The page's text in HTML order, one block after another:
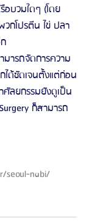
บวมใดๆ (โดย
กโปรตีน ไข่ ปลา
ารถจัดการความ
ได้ชัดเจนตั้งแต่ก่อน
ลยกรรมยังดูเป็น
ก็สามารถ
seoul-nabi/